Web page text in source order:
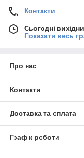
Контакти
Сьогодні
Показати весь
Про нас
Контакти
Доставка та оплата
Графік роботи